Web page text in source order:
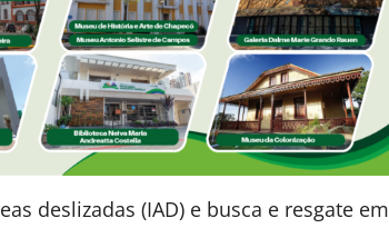
deslizadas (IAD) e busca e resgate em